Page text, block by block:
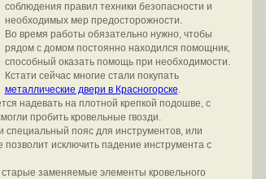
соблюдения правил техники безопасности и
необходимых мер предосторожности.
Во время работы обязательно нужно, чтобы
рядом с домом постоянно находился помощник,
способный оказать помощь при необходимости.
Кстати сейчас многие стали покупать
металлические двери в Красногорске.
надевать на плотной крепкой подошве, с
пробить кровельные гвозди.
специальный пояс для инструментов, или
позволит исключить падение инструмента с
заменяемые элементы кровельного